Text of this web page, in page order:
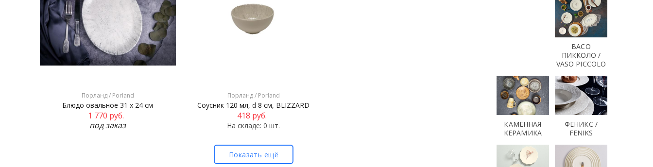
ВАСО
ПИККОЛО /
VASO PICCOLO
КАМЕННАЯ
КЕРАМИКА
ФЕНИКС /
FENIKS
Порланд / Porland
Блюдо овальное 31 х 24 см
1 770 руб.
под заказ
Порланд / Porland
Соусник 120 мл, d 8 см, BLIZZARD
418 руб.
На складе: 0 шт.
Показать ещё